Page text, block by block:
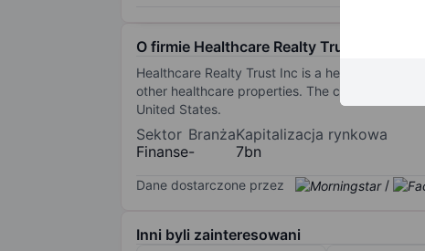
O firmie Healthcare Realty Trust Inc.
Healthcare Realty Trust Inc is a healthcare
other healthcare properties. The company
United States.
Sektor
Finanse
Branża
-
Kapitalizacja rynkowa
7bn
Dane dostarczone przez /
Inni byli zainteresowani